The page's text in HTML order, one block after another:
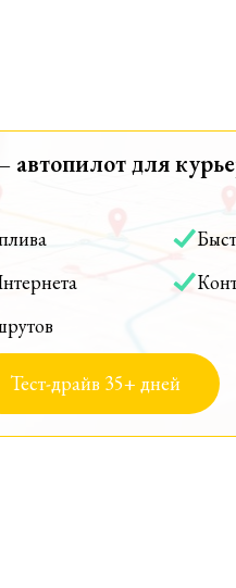
для
Тест-драйв 35+ дней